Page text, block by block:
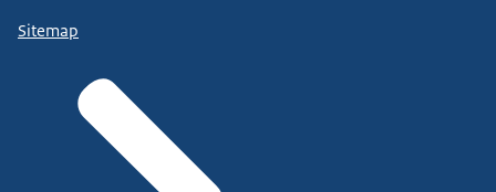
Sitemap